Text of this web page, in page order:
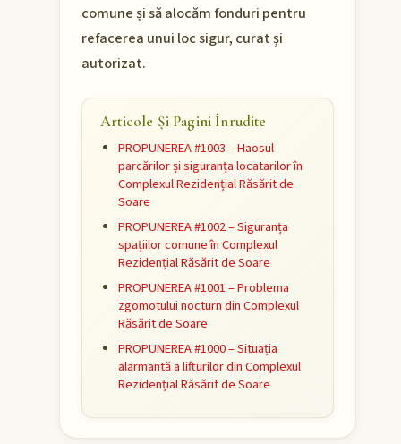
comune și să alocăm fonduri pentru
refacerea unui loc sigur, curat și
autorizat.
Articole Și Pagini Înrudite
PROPUNEREA #1003 – Haosul
parcărilor și siguranța locatarilor în
Complexul Rezidențial Răsărit de
Soare
PROPUNEREA #1002 – Siguranța
spațiilor comune în Complexul
Rezidențial Răsărit de Soare
PROPUNEREA #1001 – Problema
zgomotului nocturn din Complexul
Răsărit de Soare
PROPUNEREA #1000 – Situația
alarmantă a lifturilor din Complexul
Rezidențial Răsărit de Soare